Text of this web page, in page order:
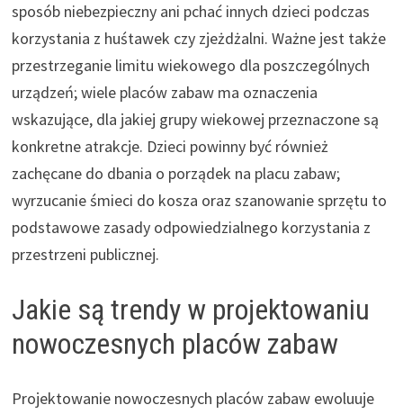
sposób niebezpieczny ani pchać innych dzieci podczas
korzystania z huśtawek czy zjeżdżalni. Ważne jest także
przestrzeganie limitu wiekowego dla poszczególnych
urządzeń; wiele placów zabaw ma oznaczenia
wskazujące, dla jakiej grupy wiekowej przeznaczone są
konkretne atrakcje. Dzieci powinny być również
zachęcane do dbania o porządek na placu zabaw;
wyrzucanie śmieci do kosza oraz szanowanie sprzętu to
podstawowe zasady odpowiedzialnego korzystania z
przestrzeni publicznej.
Jakie są trendy w projektowaniu
nowoczesnych placów zabaw
Projektowanie nowoczesnych placów zabaw ewoluuje